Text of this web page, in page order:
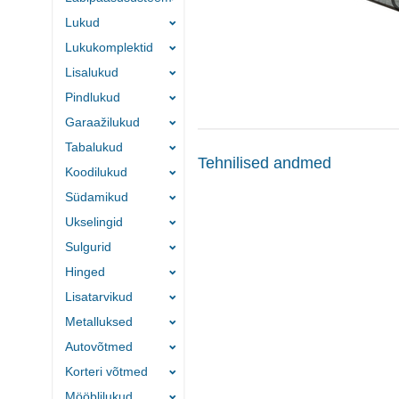
Tehnilised andmed
Lukud
Lukukomplektid
Lisalukud
Pindlukud
Garaažilukud
Tabalukud
Koodilukud
Südamikud
Ukselingid
Sulgurid
Hinged
Lisatarvikud
Metalluksed
Autovõtmed
Korteri võtmed